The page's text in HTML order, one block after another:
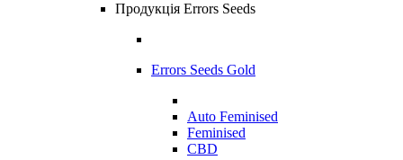
Продукція Errors Seeds
Errors Seeds Gold
Auto Feminised
Feminised
CBD